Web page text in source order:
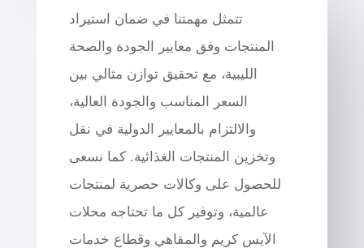
تتمثل مهمتنا في ضمان استيراد
المنتجات وفق معايير الجودة والصحة
الليبية، مع تحقيق توازن مثالي بين
السعر المناسب والجودة العالية،
والالتزام بالمعايير الدولية في نقل
وتخزين المنتجات الغذائية. كما نسعى
للحصول على وكالات حصرية لمنتجات
عالمية، وتوفير كل ما تحتاجه محلات
الآيس كريم والمقاهي وقطاع خدمات